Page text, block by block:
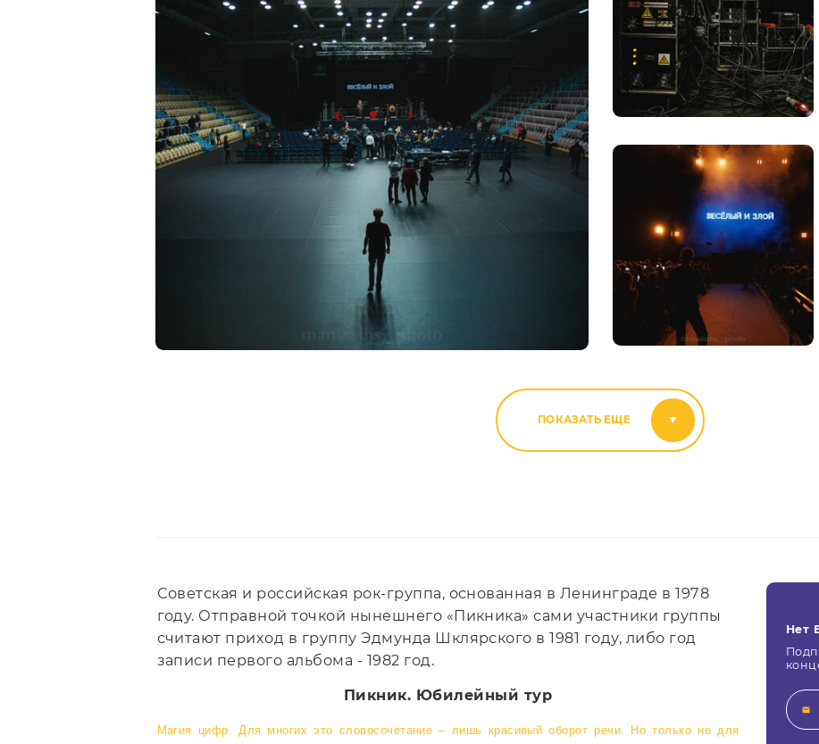
ПОКАЗАТЬ ЕЩЕ
Советская и российская рок-группа, основанная в Ленинграде в 1978
году. Отправной точкой нынешнего «Пикника» сами участники группы
считают приход в группу Эдмунда Шклярского в 1981 году, либо год
записи первого альбома - 1982 год.
Пикник. Юбилейный тур
Магия цифр. Для многих это словосочетание – лишь красивый оборот речи. Но только не для
Нет